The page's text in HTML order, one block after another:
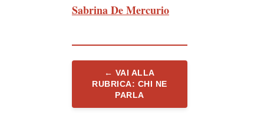
Sabrina De Mercurio
← VAI ALLA
RUBRICA: CHI NE
PARLA